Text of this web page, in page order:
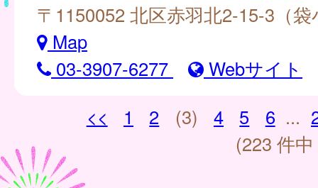
〒1150052 北区赤羽北2-15-3（
Map
03-3907-6277
Webサイト
<<
1 2 (3) 4 5 6 ...
(223 件